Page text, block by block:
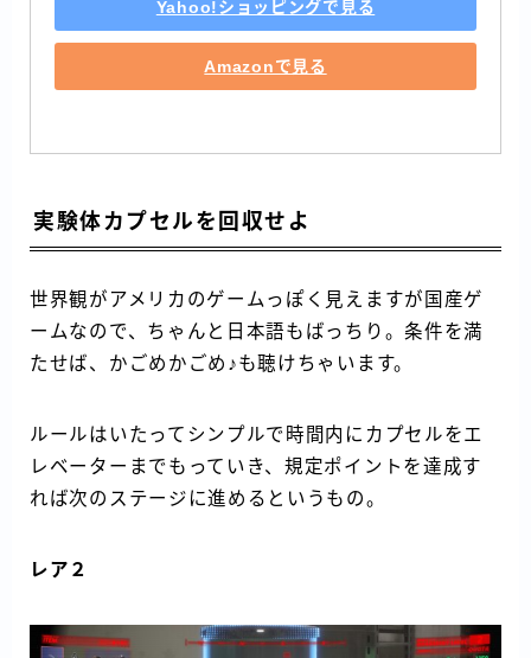
Yahoo!ショッピングで見る
Amazonで見る
実験体カプセルを回収せよ
世界観がアメリカのゲームっぽく見えますが国産ゲ
ームなので、ちゃんと日本語もばっちり。条件を満
たせば、かごめかごめ♪も聴けちゃいます。
ルールはいたってシンプルで時間内にカプセルをエ
レベーターまでもっていき、規定ポイントを達成す
れば次のステージに進めるというもの。
レア２